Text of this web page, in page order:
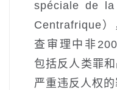
spéciale de la
Centrafrique）
查审理中非
包括反人类罪
严重违反人权的